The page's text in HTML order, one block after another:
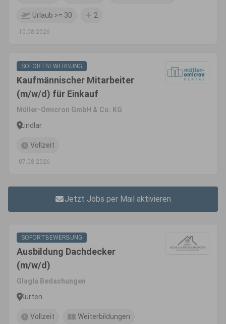
Urlaub >= 30 2
10.08.2026
SOFORTBEWERBUNG
Kaufmännischer Mitarbeiter
(m/w/d) für Einkauf
Müller-Omicron GmbH & Co. KG
Lindlar
Vollzeit
07.08.2026
Jetzt Jobs per Mail aktivieren
SOFORTBEWERBUNG
Ausbildung Dachdecker
(m/w/d)
Glagla Bedachungen
Kürten
Vollzeit Weiterbildungen